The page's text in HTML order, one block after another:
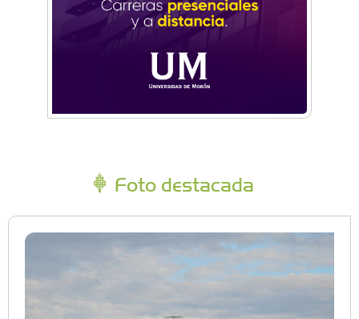
Foto destacada